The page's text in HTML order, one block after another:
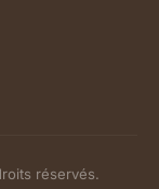
réservés.